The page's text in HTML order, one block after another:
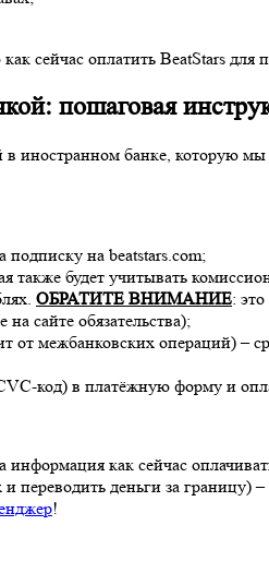
сейчас оплатить BeatStars для
пошаговая
банке, которую
подписку на beatstars.com;
будет учитывать
ОБРАТИТЕ ВНИМАНИЕ:
сайте обязательства);
от межбанковских операций) –
код) в платёжную форму и
как сейчас
деньги за
!